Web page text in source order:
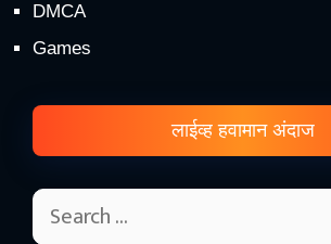
DMCA
Games
लाईव्ह हवामान अंदाज